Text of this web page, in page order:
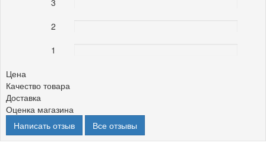
2
1
Цена
Качество товара
Доставка
Оценка магазина
Написать отзыв
Все отзывы